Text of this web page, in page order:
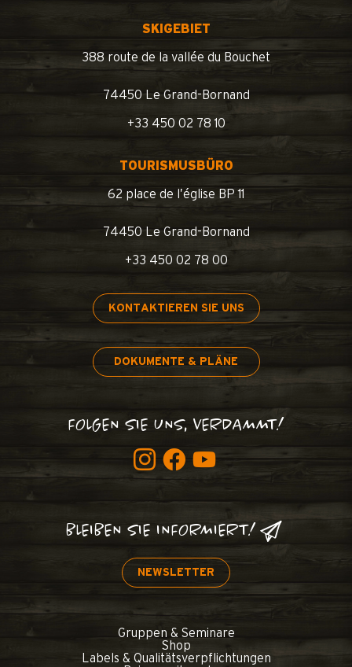
SKIGEBIET
388 route de la vallée du Bouchet
74450 Le Grand-Bornand
+33 450 02 78 10
TOURISMUSBÜRO
62 place de l’église BP 11
74450 Le Grand-Bornand
+33 450 02 78 00
KONTAKTIEREN SIE UNS
DOKUMENTE & PLÄNE
FOLGEN SIE UNS, VERDAMMT!
BLEIBEN SIE INFORMIERT!
NEWSLETTER
Gruppen & Seminare
Shop
Labels & Qualitätsverpflichtungen